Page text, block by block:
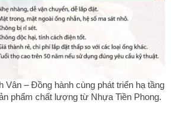
Vân – Đồng hành cùng phát triển hạ tầng
phẩm chất lượng từ Nhựa Tiền Phong.